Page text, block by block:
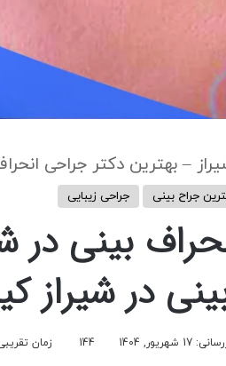
– بهترین دکتر جراحی
جراح بینی جراحی زیبایی
بینی در
در شیراز
شهریور, 1404 144 زمان تقریبی